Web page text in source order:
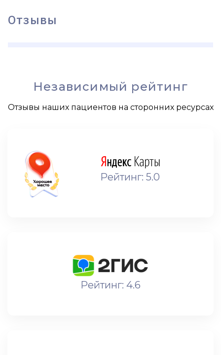
Отзывы
Независимый рейтинг
Отзывы наших пациентов на сторонних ресурсах
Рейтинг: 5.0
Рейтинг: 4.6